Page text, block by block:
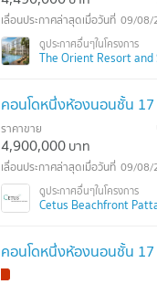
09/08/
The Orient Resort and
คอนโดหนึ่งห้องนอนชั้น
ราคาขาย
4,900,000บาท
09/08/
Cetus Beachfront
คอนโดหนึ่งห้องนอนชั้น 17